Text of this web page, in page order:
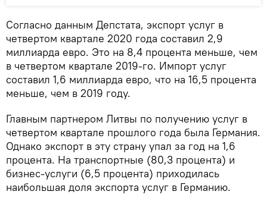
Согласно данным Депстата, экспорт услуг в
четвертом квартале 2020 года составил 2,9
миллиарда евро. Это на 8,4 процента меньше, чем
в четвертом квартале 2019-го. Импорт услуг
составил 1,6 миллиарда евро, что на 16,5 процента
меньше, чем в 2019 году.
Главным партнером Литвы по получению услуг в
четвертом квартале прошлого года была Германия.
Однако экспорт в эту страну упал за год на 1,6
процента. На транспортные (80,3 процента) и
бизнес-услуги (6,5 процента) приходилась
наибольшая доля экспорта услуг в Германию.